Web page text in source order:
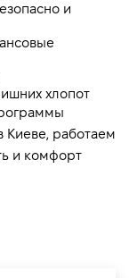
и
хлопот
Киеве, работаем
и комфорт